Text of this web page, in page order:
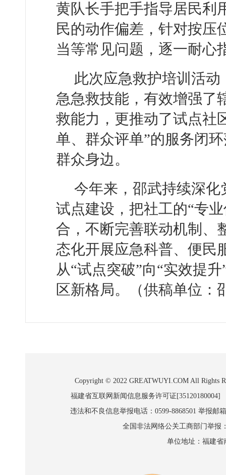
黄队长手把手指导居民利
民的动作偏差，针对按压
当等常见问题，逐一耐心
此次应急救护培训活
急急救技能，有效增强了
救能力，更推动了试点社
单、群众评单”的服务闭
群众身边。
今年来，邵武持续深化
试点建设，把社工的“专
合，不断完善联动机制、
态化开展应急科普、便民
从“试点突破”向“实效提
区新格局。（供稿单位：
Copyright © 2022 GREATWUYI.COM All Rights
福建省互联网新闻信息服务许可证
违法和不良信息举报电话：0599-8868501 举报邮
全国非法网络公关工商部门举报
单位地址：福建省